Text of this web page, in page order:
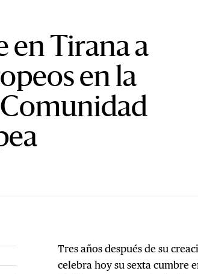
en Tirana a
en la
Tres años después de su
celebra hoy su sexta cumbre